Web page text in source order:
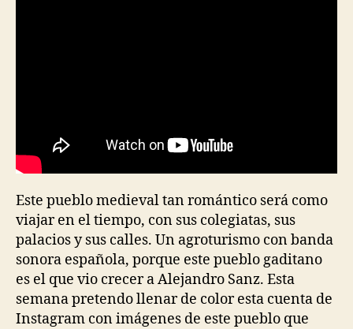
Este pueblo medieval tan romántico será como
viajar en el tiempo, con sus colegiatas, sus
palacios y sus calles. Un agroturismo con banda
sonora española, porque este pueblo gaditano
es el que vio crecer a Alejandro Sanz. Esta
semana pretendo llenar de color esta cuenta de
Instagram con imágenes de este pueblo que